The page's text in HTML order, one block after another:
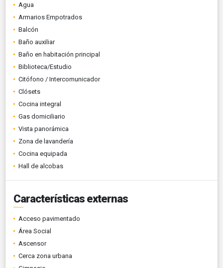
Agua
Armarios Empotrados
Balcón
Baño auxiliar
Baño en habitación principal
Biblioteca/Estudio
Citófono / Intercomunicador
Clósets
Cocina integral
Gas domiciliario
Vista panorámica
Zona de lavandería
Cocina equipada
Hall de alcobas
Características externas
Acceso pavimentado
Área Social
Ascensor
Cerca zona urbana